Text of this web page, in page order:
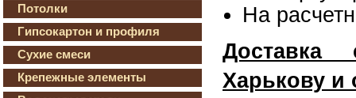
Потолки
Гипсокартон и профиля
Сухие смеси
Крепежные элементы
На
Доставка
Харькову и